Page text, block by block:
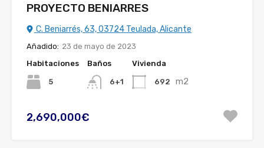
PROYECTO BENIARRES
C. Beniarrés, 63, 03724 Teulada, Alicante
Añadido: 23 de mayo de 2023
Habitaciones
5
Baños
6+1
Vivienda
692 m2
2,690,000€